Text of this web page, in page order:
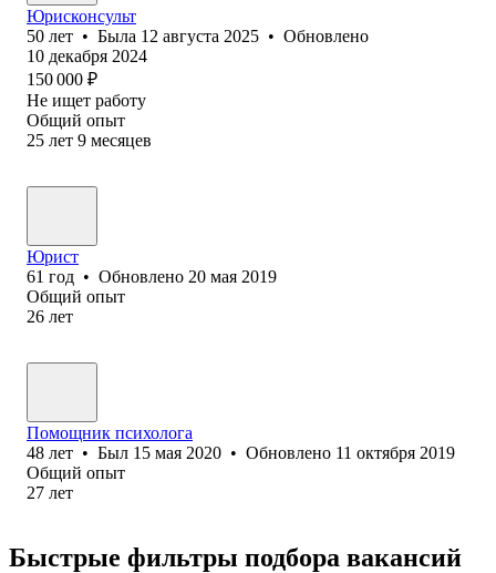
Юрисконсульт
50 лет • Была 12 августа 2025 • Обновлено
10 декабря 2024
150 000 ₽
Не ищет работу
Общий опыт
25 лет 9 месяцев
Юрист
61 год • Обновлено 20 мая 2019
Общий опыт
26 лет
Помощник психолога
48 лет • Был 15 мая 2020 • Обновлено 11 октября 2019
Общий опыт
27 лет
Быстрые фильтры подбора вакансий